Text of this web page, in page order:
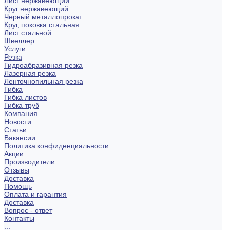
Круг нержавеющий
Черный металлопрокат
Круг, поковка стальная
Лист стальной
Швеллер
Услуги
Резка
Гидроабразивная резка
Лазерная резка
Ленточнопильная резка
Гибка
Гибка листов
Гибка труб
Компания
Новости
Статьи
Вакансии
Политика конфиденциальности
Акции
Производители
Отзывы
Доставка
Помощь
Оплата и гарантия
Доставка
Вопрос - ответ
Контакты